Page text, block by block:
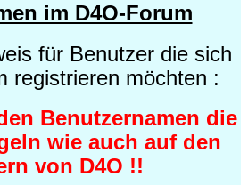
im D4O-Forum
für Benutzer die sich
registrieren möchten :
Benutzernamen die
wie auch auf den
von D4O !!